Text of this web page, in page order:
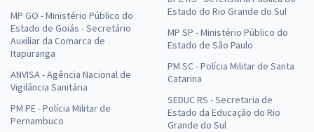
MP GO - Ministério Público do
Estado de Goiás - Secretário
Auxiliar da Comarca de
Itapuranga
ANVISA - Agência Nacional de
Vigilância Sanitária
PM PE - Polícia Militar de
Pernambuco
Estado do Rio Grande do Sul
MP SP - Ministério Público do
Estado de São Paulo
PM SC - Polícia Militar de Santa
Catarina
SEDUC RS - Secretaria de
Estado da Educação do Rio
Grande do Sul